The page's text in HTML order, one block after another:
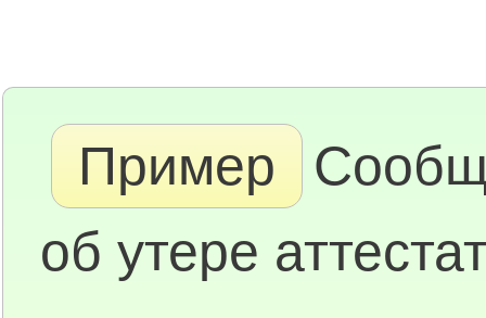
Пример
об утере